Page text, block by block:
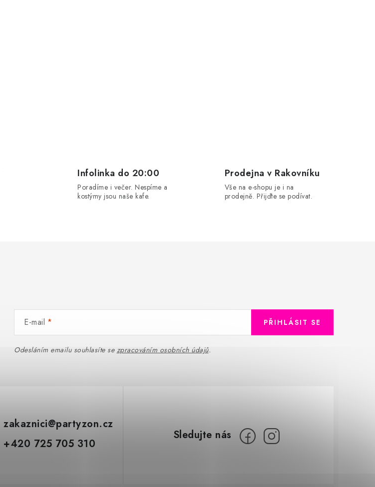
Infolinka do 20:00
Poradíme i večer. Nespíme a
kostýmy jsou naše kafe.
Prodejna v Rakovníku
Vše na e-shopu je i na
prodejně. Přijďte se podívat.
E-mail
Odesláním emailu souhlasíte se zpracováním osobních údajů.
PŘIHLÁSIT SE
zakaznici@partyzon.cz
+420 725 705 310